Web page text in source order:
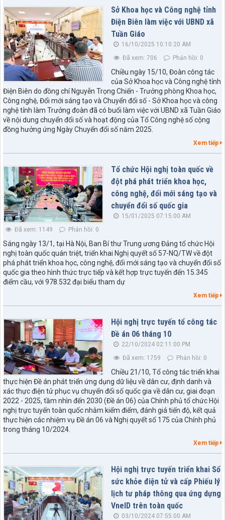
Sở Khoa học và Công nghệ tỉnh
Điện Biên làm việc với UBND xã
Tuần Giáo
16/10/2025 10:10:20 AM
Đã xem: 706
Phản hồi: 0
Chiều ngày 15/10, Đoàn công tác
của Sở Khoa học và Công nghệ tỉnh
Điện Biên do đồng chí Nguyễn Trọng Chiến - Trưởng phòng Khoa học,
Công nghệ, Đổi mới sáng tạo và Chuyển đổi số - Sở Khoa học và công
nghệ tỉnh làm Trưởng đoàn đã có buổi làm việc với UBND xã Tuần Giáo
về nội dung chuyển đổi số và hoạt động của Tổ Công nghệ số cộng
đồng hưởng ứng Ngày Chuyển đổi số năm 2025.
Xem tiếp
Tổ chức Hội nghị toàn quốc về
đột phá phát triển khoa học,
công nghệ, đổi mới sáng tạo và
chuyển đổi số quốc gia
15/01/2025 07:15:00 AM
Đã xem: 1149
Phản hồi: 0
Sáng ngày 13/1, tại Hà Nội, Ban Bí thư Trung ương Đảng tổ chức Hội
nghị toàn quốc quán triệt, triển khai Nghị quyết số 57-NQ/TW về đột
phá phát triển khoa học, công nghệ, đổi mới sáng tạo và chuyển đổi số
quốc gia theo hình thức trực tiếp và kết hợp trực tuyến đến 15.345
điểm cầu, với 978.532 đại biểu tham dự
Xem tiếp
Hội nghị trực tuyến tổ công tác
Đề án 06 tháng 10
22/10/2024 02:11:00 PM
Đã xem: 1759
Phản hồi: 0
Chiều 21/10, Tổ công tác triển khai
thực hiện Đề án phát triển ứng dụng dữ liệu về dân cư, định danh và
xác thực điện tử phục vụ chuyển đổi số quốc gia về dân cư, giai đoạn
2022 - 2025, tầm nhìn đến 2030 (Đề án 06) của Chính phủ tổ chức Hội
nghị trực tuyến toàn quốc nhằm kiểm điểm, đánh giá tiến độ, kết quả
thực hiện các nhiệm vụ Đề án 06 và Nghị quyết số 175 của Chính phủ
trong tháng 10/2024.
Xem tiếp
Hội nghị trực tuyến triển khai Sổ
sức khỏe điện tử và cấp Phiếu lý
lịch tư pháp thông qua ứng dựng
VneID trên toàn quốc
03/10/2024 07:55:00 AM